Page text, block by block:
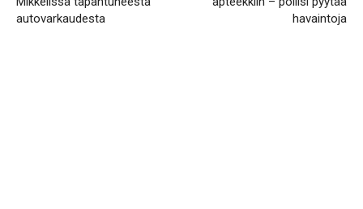
autovarkaudesta
havaintoja